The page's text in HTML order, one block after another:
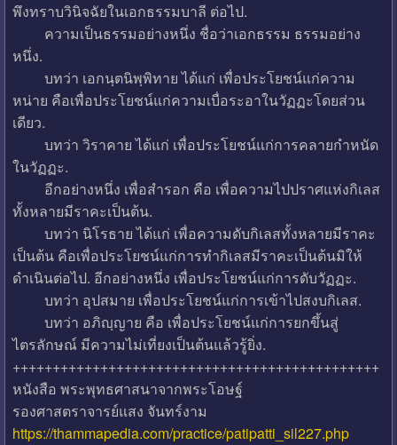
พึงทราบวินิจฉัยในเอกธรรมบาลี ต่อไป.
ความเป็นธรรมอย่างหนึ่ง ชื่อว่าเอกธรรม ธรรมอย่าง
หนึ่ง.
บทว่า เอกนฺตนิพฺพิทาย ได้แก่ เพื่อประโยชน์แก่ความ
หน่าย คือเพื่อประโยชน์แก่ความเบื่อระอาในวัฏฏะโดยส่วน
เดียว.
บทว่า วิราคาย ได้แก่ เพื่อประโยชน์แก่การคลายกำหนัด
ในวัฏฏะ.
อีกอย่างหนึ่ง เพื่อสำรอก คือ เพื่อความไปปราศแห่งกิเลส
ทั้งหลายมีราคะเป็นต้น.
บทว่า นิโรธาย ได้แก่ เพื่อความดับกิเลสทั้งหลายมีราคะ
เป็นต้น คือเพื่อประโยชน์แก่การทำกิเลสมีราคะเป็นต้นมิให้
ดำเนินต่อไป. อีกอย่างหนึ่ง เพื่อประโยชน์แก่การดับวัฏฏะ.
บทว่า อุปสมาย เพื่อประโยชน์แก่การเข้าไปสงบกิเลส.
บทว่า อภิญฺญาย คือ เพื่อประโยชน์แก่การยกขึ้นสู่
ไตรลักษณ์ มีความไม่เที่ยงเป็นต้นแล้วรู้ยิ่ง.
++++++++++++++++++++++++++++++++++++++++++++++
หนังสือ พระพุทธศาสนาจากพระโอษฐ์
รองศาสตราจารย์แสง จันทร์งาม
https://thammapedia.com/practice/patipatti_sil227.php